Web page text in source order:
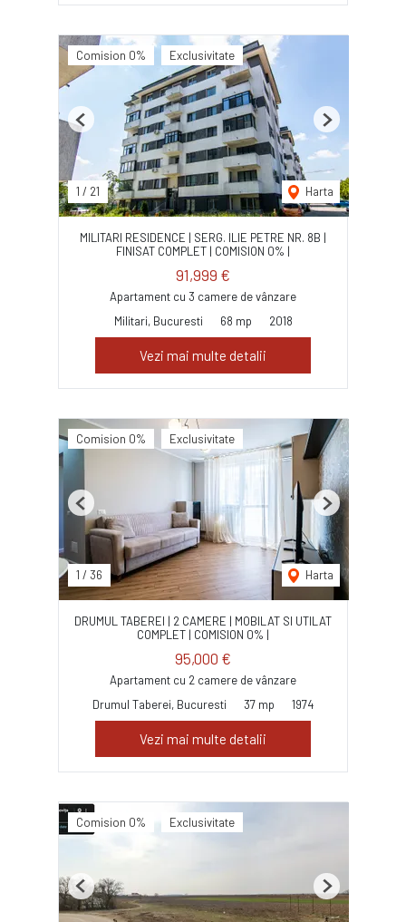
Comision 0% Exclusivitate
1 / 21 Harta
Previous Next
MILITARI RESIDENCE | SERG. ILIE PETRE NR. 8B |
FINISAT COMPLET | COMISION 0% |
91,999 €
Apartament cu 3 camere de vânzare
Militari, Bucuresti
68 mp 2018
Vezi mai multe detalii
Comision 0% Exclusivitate
1 / 36 Harta
Previous Next
DRUMUL TABEREI | 2 CAMERE | MOBILAT SI UTILAT
COMPLET | COMISION 0% |
95,000 €
Apartament cu 2 camere de vânzare
Drumul Taberei, Bucuresti
37 mp 1974
Vezi mai multe detalii
Comision 0% Exclusivitate
Previous Next